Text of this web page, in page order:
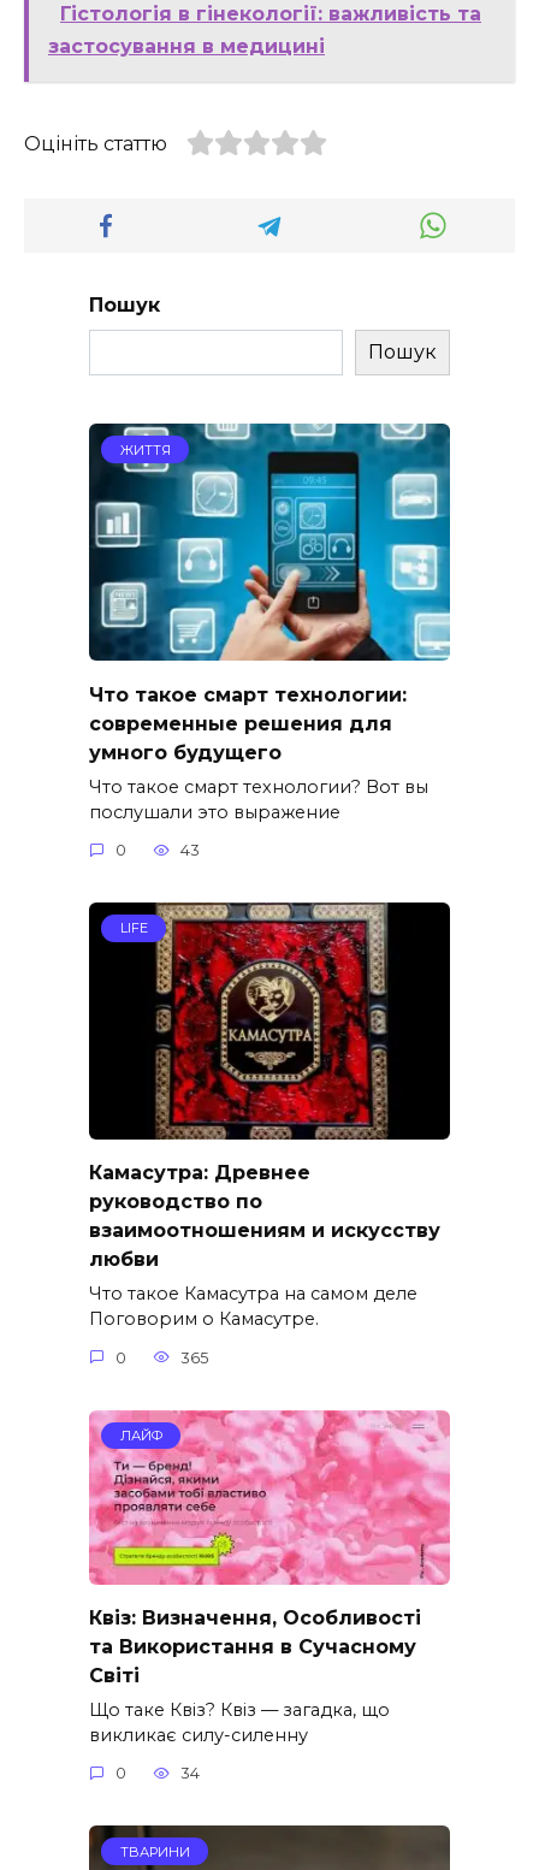
Гістологія в гінекології: важливість та
застосування в медицині
Оцініть статтю
Пошук
Пошук
ЖИТТЯ
Что такое смарт технологии:
современные решения для
умного будущего
Что такое смарт технологии? Вот вы
послушали это выражение
0 43
LIFE
Камасутра: Древнее
руководство по
взаимоотношениям и искусству
любви
Что такое Камасутра на самом деле
Поговорим о Камасутре.
0 365
ЛАЙФ
Квіз: Визначення, Особливості
та Використання в Сучасному
Світі
Що таке Квіз? Квіз — загадка, що
викликає силу-силенну
0 34
ТВАРИНИ